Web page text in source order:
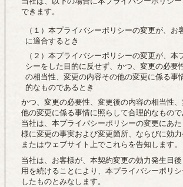
できます。
（１）本プライバシーポリシーの変更が、お
に適合するとき
（２）本プライバシーポリシーの変更が、本
シーをした目的に反せず、かつ、変更の必要
の相当性、変更の内容その他の変更に係る事
的なものであるとき
かつ、変更の必要性、変更後の内容の相当性
他の変更に係る事情に照らして合理的なもので
当社は、本プライバシーポリシーの変更にあ
様に変更の事実および変更箇所、ならびに効
またはウェブサイト上でこれらを告知します。
当社は、お客様が、本契約変更の効力発生日
用を続けることにより、本プライバシーポリ
したものとみなします。